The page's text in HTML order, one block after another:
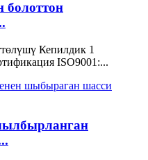
болоттон
Кепилдик 1
ISO9001:...